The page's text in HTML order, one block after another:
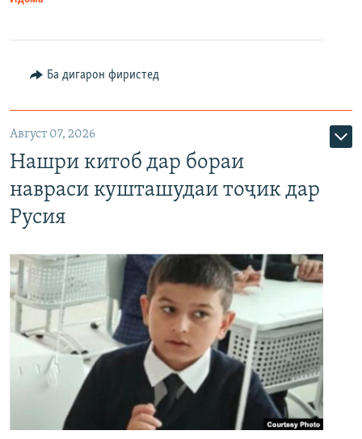
Ба дигарон фиристед
Август 07, 2026
Нашри китоб дар бораи
навраси кушташудаи тоҷик дар
Русия